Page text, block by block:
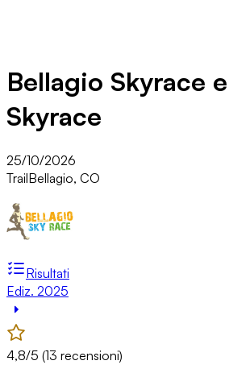
Bellagio Skyrace
Skyrace
25/10/2026
TrailBellagio, CO
Risultati
Ediz. 2025
4,8/5 (13 recensioni)